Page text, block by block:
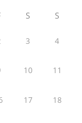
S S
3 4
10 11
17 18